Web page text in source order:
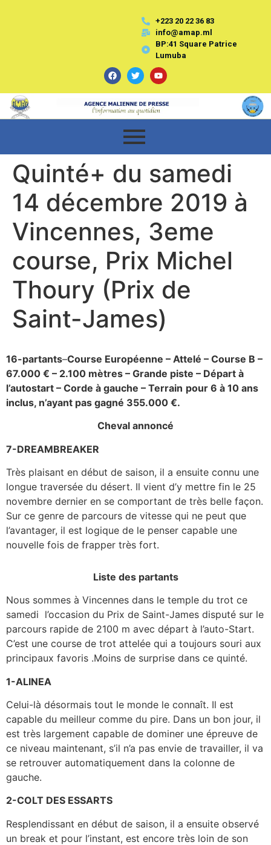
+223 20 22 36 83
info@amap.ml
BP:41 Square Patrice
Lumuba
Quinté+ du samedi
14 décembre 2019 à
Vincennes, 3eme
course, Prix Michel
Thoury (Prix de
Saint-James)
16-partants–Course Européenne – Attelé – Course B –
67.000 € – 2.100 mètres – Grande piste – Départ à
l’autostart – Corde à gauche – Terrain pour 6 à 10 ans
inclus, n’ayant pas gagné 355.000 €.
Cheval annoncé
7-DREAMBREAKER
Très plaisant en début de saison, il a ensuite connu une
longue traversée du désert. Il vient d’y mettre fin le 25
novembre dernier en se comportant de très belle façon.
Sur ce genre de parcours de vitesse qui ne peut que
l’avantager, il est logique de le penser capable une
nouvelle fois de frapper très fort.
Liste des partants
Nous sommes à Vincennes dans le temple du trot ce
samedi l’occasion du Prix de Saint-James disputé sur le
parcours rapide de 2100 m avec départ à l’auto-Start.
C’est une course de trot attelée qui a toujours souri aux
principaux favoris .Moins de surprise dans ce quinté.
1-ALINEA
Celui-là désormais tout le monde le connaît. Il est
capable du meilleur comme du pire. Dans un bon jour, il
est très largement capable de dominer une épreuve de
ce niveau maintenant, s’il n’a pas envie de travailler, il va
se retrouver automatiquement dans la colonne de
gauche.
2-COLT DES ESSARTS
Resplendissant en début de saison, il a ensuite observé
un break et pour l’instant, est encore très loin de son